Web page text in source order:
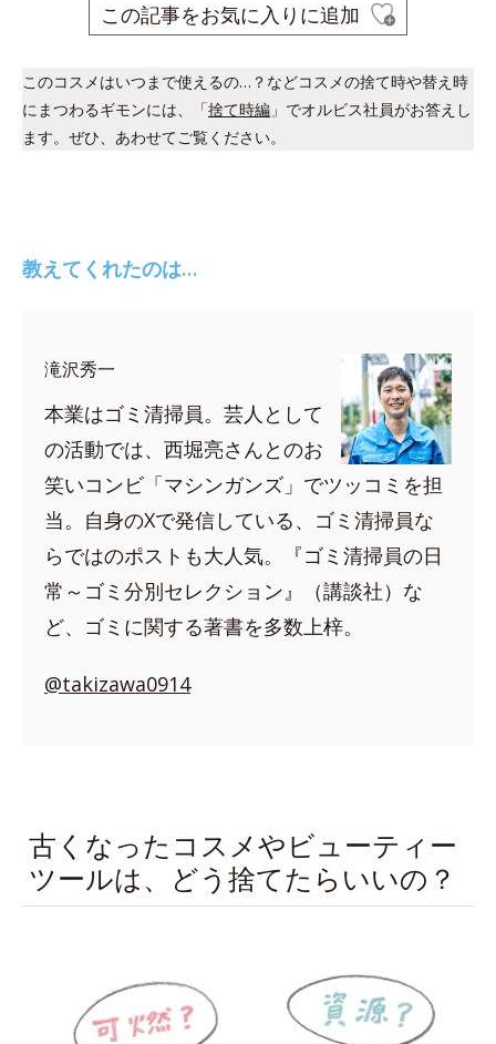
この記事をお気に入りに追加
このコスメはいつまで使えるの…？などコスメの捨て時や替え時
にまつわるギモンには、「捨て時編 」でオルビス社員がお答えし
ます。ぜひ、あわせてご覧ください。
教えてくれたのは…
滝沢秀一
本業はゴミ清掃員。芸人として
の活動では、西堀亮さんとのお
笑いコンビ「マシンガンズ」でツッコミを担
当。自身のXで発信している、ゴミ清掃員な
らではのポストも大人気。『ゴミ清掃員の日
常～ゴミ分別セレクション』（講談社）な
ど、ゴミに関する著書を多数上梓。
@takizawa0914
古くなったコスメやビューティー
ツールは、どう捨てたらいいの？